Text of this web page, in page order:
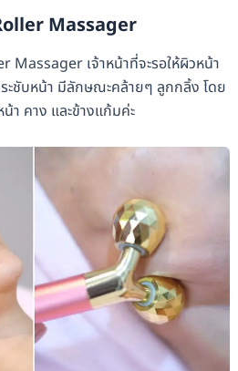
Massager
เจ้าหน้าที่จะรอให้ผิวหน้า
ะชับหน้า มีลักษณะคล้ายๆ ลูกกลิ้ง โดย
า คาง และข้างแก้มค่ะ